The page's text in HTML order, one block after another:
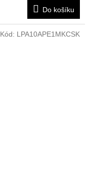
Do košíku
Kód: LPA10APE1MKCSK